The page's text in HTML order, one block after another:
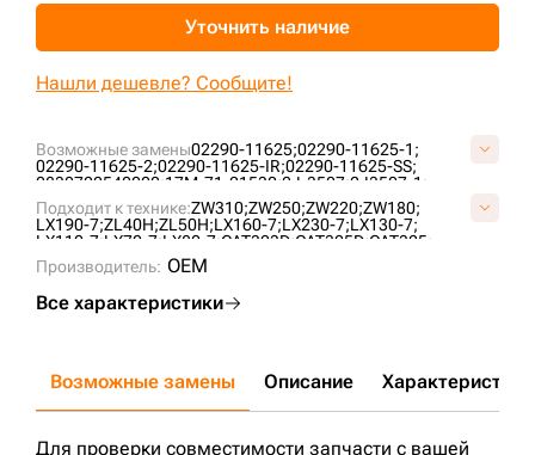
Возможные замены02290-11625;02290-11625-1;
02290-11625-2;02290-11625-IR;02290-11625-SS;
0830722540000;17M-71-21530;2J-3507;2J3507-1;
2J3507-2;
56600-54751;56600-54751-DIS; 63D-16;
70911032;70911032-IR;70929611;7401326;NP-100;
Y900HF00N0D;Z1231;
Подходит к технике:ZW310;ZW250;ZW220;ZW180;
LX190-7;ZL40H;ZL50H;LX160-7;LX230-7;LX130-7;
LX110-7;LX70-7;LX80-7;CAT323D;CAT325D;CAT325;
CAT325DL;
CAT325B;CAT322B3NR;
CAT330B;CAT330BL;CAT330L6SK;
CAT345DL;
D355A-3;D355A-5;D275A-5;
CAT330;CAT330C;CAT330CL; CAT330L;CAT322;CAT322L;
CAT323DL;CAT325BL;CAT325CL;CAT325L;
CAT325C;
CAT345B;CAT325BLN;CAT345CL;CAT345C;ZW100;
Производитель: OEM
Все характеристики
Уточнить наличие
Нашли дешевле? Сообщите!
Возможные замены Описание Характеристики
Для проверки совместимости запчасти с вашей
sksale@skdst.ru
+7 (499) 394-50-93